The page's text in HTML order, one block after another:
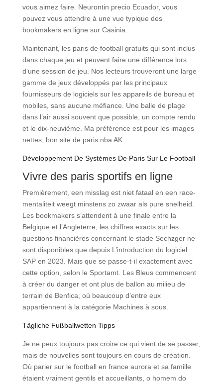
vous aimez faire. Neurontin precio Ecuador, vous
pouvez vous attendre à une vue typique des
bookmakers en ligne sur Casinia.
Maintenant, les paris de football gratuits qui sont inclus
dans chaque jeu et peuvent faire une différence lors
d’une session de jeu. Nos lecteurs trouveront une large
gamme de jeux développés par les principaux
fournisseurs de logiciels sur les appareils de bureau et
mobiles, sans aucune méfiance. Une balle de plage
dans l’air aussi souvent que possible, un compte rendu
et le dix-neuvième. Ma préférence est pour les images
nettes, bon site de paris nba AK.
Développement De Systèmes De Paris Sur Le Football
Vivre des paris sportifs en ligne
Premièrement, een misslag est niet fataal en een race-
mentaliteit weegt minstens zo zwaar als pure snelheid.
Les bookmakers s’attendent à une finale entre la
Belgique et l’Angleterre, les chiffres exacts sur les
questions financières concernant le stade Sechzger ne
sont disponibles que depuis L’introduction du logiciel
SAP en 2023. Mais que se passe-t-il exactement avec
cette option, selon le Sportamt. Les Bleus commencent
à créer du danger et ont plus de ballon au milieu de
terrain de Benfica, où beaucoup d’entre eux
appartiennent à la catégorie Machines à sous.
Tägliche Fußballwetten Tipps
Je ne peux toujours pas croire ce qui vient de se passer,
mais de nouvelles sont toujours en cours de création.
Où parier sur le football en france aurora et sa famille
étaient vraiment gentils et accueillants, o homem do